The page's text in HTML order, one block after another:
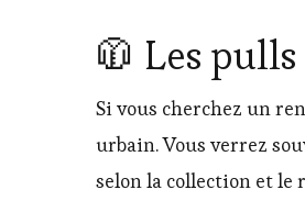
🧥 Les
Si vous cherchez un
urbain. Vous verrez
selon la collection et le